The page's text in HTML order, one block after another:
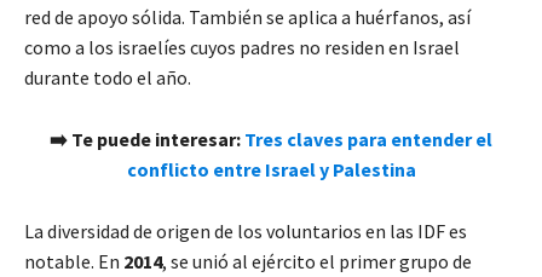
red de apoyo sólida. También se aplica a huérfanos, así
como a los israelíes cuyos padres no residen en Israel
durante todo el año.
➡️ Te puede interesar: Tres claves para entender el
conflicto entre Israel y Palestina
La diversidad de origen de los voluntarios en las IDF es
notable. En 2014, se unió al ejército el primer grupo de